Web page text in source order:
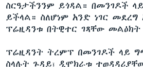
ስርዓታችንንም ይጎዳል። በመንገዶች
ይችላል። ስለሆነም አንድ ነገር መደረግ
ፕሬዚዳንቱ በትዊተር ገጻቸው መልዕክት
ፕሬዚዳንት ትረምፕ በመንገዶች ላይ
ስላሉት ጉዳይ፣ ዲሞክራቱ